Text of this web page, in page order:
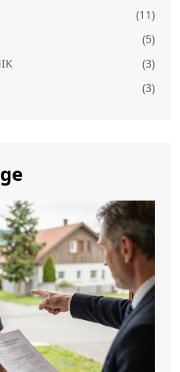
(11)
(5)
(3)
(3)